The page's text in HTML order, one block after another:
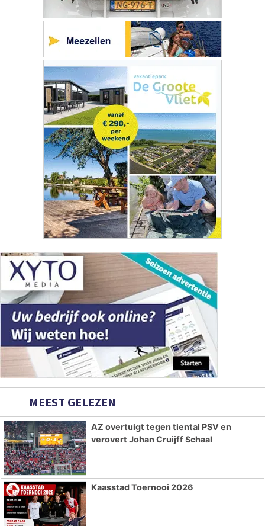
MEEST GELEZEN
AZ overtuigt tegen tiental PSV en
verovert Johan Cruijff Schaal
Kaasstad Toernooi 2026